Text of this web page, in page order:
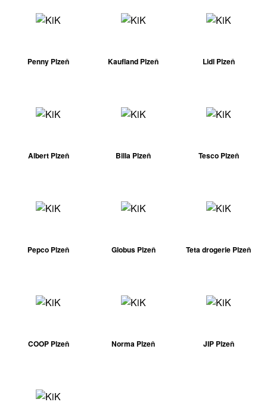
Penny Plzeň Kaufland Plzeň Lidl Plzeň
Albert Plzeň Billa Plzeň Tesco Plzeň
Pepco Plzeň Globus Plzeň Teta drogerie Plzeň
COOP Plzeň Norma Plzeň JIP Plzeň